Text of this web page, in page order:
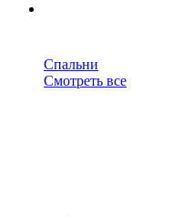
Спальни
Смотреть все